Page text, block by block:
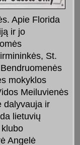
Apie Florida
ir jo
St.
mokyklos
Meiluvienės
dalyvauja ir
lietuvių
Angelė